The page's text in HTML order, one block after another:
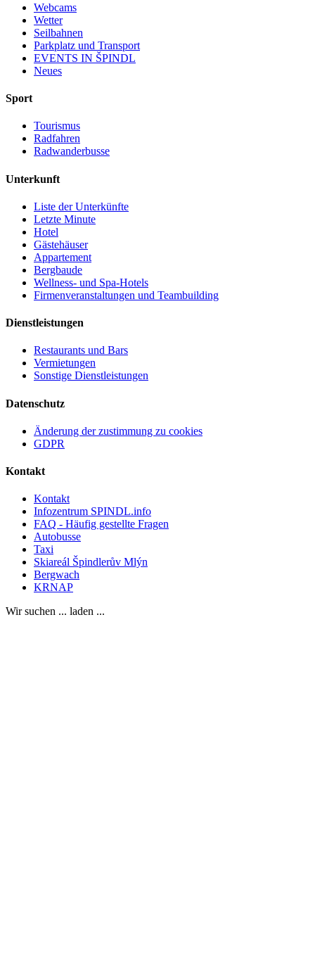
Webcams
Wetter
Seilbahnen
Parkplatz und Transport
EVENTS IN ŠPINDL
Neues
Sport
Tourismus
Radfahren
Radwanderbusse
Unterkunft
Liste der Unterkünfte
Letzte Minute
Hotel
Gästehäuser
Appartement
Bergbaude
Wellness- und Spa-Hotels
Firmenveranstaltungen und Teambuilding
Dienstleistungen
Restaurants und Bars
Vermietungen
Sonstige Dienstleistungen
Datenschutz
Änderung der zustimmung zu cookies
GDPR
Kontakt
Kontakt
Infozentrum SPINDL.info
FAQ - Häufig gestellte Fragen
Autobusse
Taxi
Skiareál Špindlerův Mlýn
Bergwach
KRNAP
Wir suchen ... laden ...